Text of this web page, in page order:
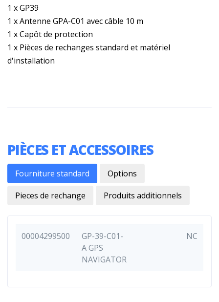
1 x GP39
1 x Antenne GPA-C01 avec câble 10 m
1 x Capôt de protection
1 x Pièces de rechanges standard et matériel
d'installation
PIÈCES ET ACCESSOIRES
Fourniture standard Options
Pieces de rechange Produits additionnels
00004299500
GP-39-C01-
A GPS
NAVIGATOR
NC